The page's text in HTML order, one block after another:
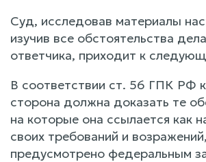
Суд, исследовав материалы
изучив все обстоятельства
ответчика, приходит к
В соответствии ст. 56 ГПК РФ
сторона должна доказать те
на которые она ссылается как
своих требований и
предусмотрено федеральным